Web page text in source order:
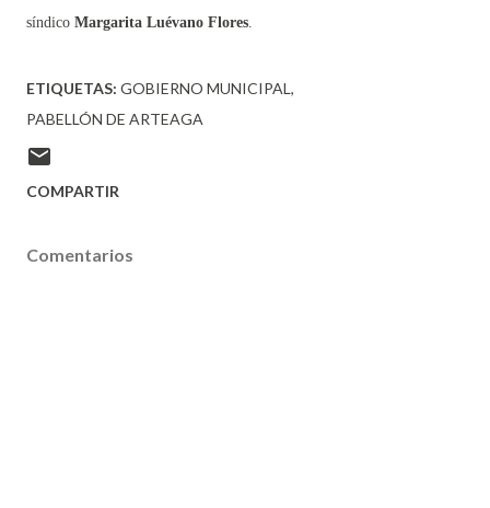
síndico Margarita Luévano Flores.
ETIQUETAS: GOBIERNO MUNICIPAL
PABELLÓN DE ARTEAGA
COMPARTIR
Comentarios